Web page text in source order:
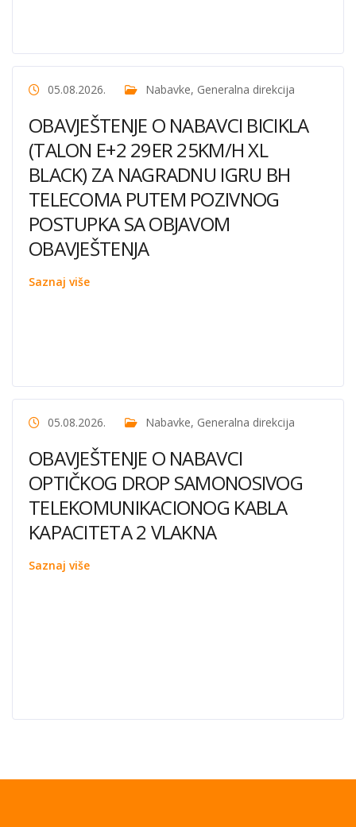
05.08.2026. Nabavke, Generalna direkcija
OBAVJEŠTENJE O NABAVCI BICIKLA
(TALON E+2 29ER 25KM/H XL
BLACK) ZA NAGRADNU IGRU BH
TELECOMA PUTEM POZIVNOG
POSTUPKA SA OBJAVOM
OBAVJEŠTENJA
Saznaj više
05.08.2026. Nabavke, Generalna direkcija
OBAVJEŠTENJE O NABAVCI
OPTIČKOG DROP SAMONOSIVOG
TELEKOMUNIKACIONOG KABLA
KAPACITETA 2 VLAKNA
Saznaj više